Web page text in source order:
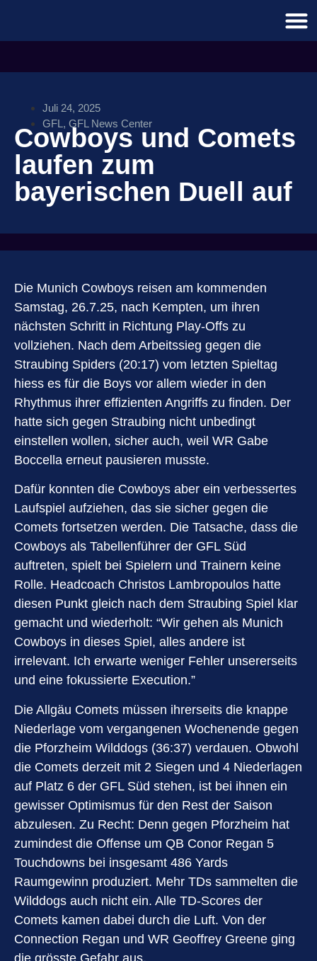
Juli 24, 2025
GFL , GFL News Center
Cowboys und Comets
laufen zum
bayerischen Duell auf
Die Munich Cowboys reisen am kommenden
Samstag, 26.7.25, nach Kempten, um ihren
nächsten Schritt in Richtung Play-Offs zu
vollziehen. Nach dem Arbeitssieg gegen die
Straubing Spiders (20:17) vom letzten Spieltag
hiess es für die Boys vor allem wieder in den
Rhythmus ihrer effizienten Angriffs zu finden. Der
hatte sich gegen Straubing nicht unbedingt
einstellen wollen, sicher auch, weil WR Gabe
Boccella erneut pausieren musste.
Dafür konnten die Cowboys aber ein verbessertes
Laufspiel aufziehen, das sie sicher gegen die
Comets fortsetzen werden. Die Tatsache, dass die
Cowboys als Tabellenführer der GFL Süd
auftreten, spielt bei Spielern und Trainern keine
Rolle. Headcoach Christos Lambropoulos hatte
diesen Punkt gleich nach dem Straubing Spiel klar
gemacht und wiederholt: “Wir gehen als Munich
Cowboys in dieses Spiel, alles andere ist
irrelevant. Ich erwarte weniger Fehler unsererseits
und eine fokussierte Execution.”
Die Allgäu Comets müssen ihrerseits die knappe
Niederlage vom vergangenen Wochenende gegen
die Pforzheim Wilddogs (36:37) verdauen. Obwohl
die Comets derzeit mit 2 Siegen und 4 Niederlagen
auf Platz 6 der GFL Süd stehen, ist bei ihnen ein
gewisser Optimismus für den Rest der Saison
abzulesen. Zu Recht: Denn gegen Pforzheim hat
zumindest die Offense um QB Conor Regan 5
Touchdowns bei insgesamt 486 Yards
Raumgewinn produziert. Mehr TDs sammelten die
Wilddogs auch nicht ein. Alle TD-Scores der
Comets kamen dabei durch die Luft. Von der
Connection Regan und WR Geoffrey Greene ging
die grösste Gefahr aus.